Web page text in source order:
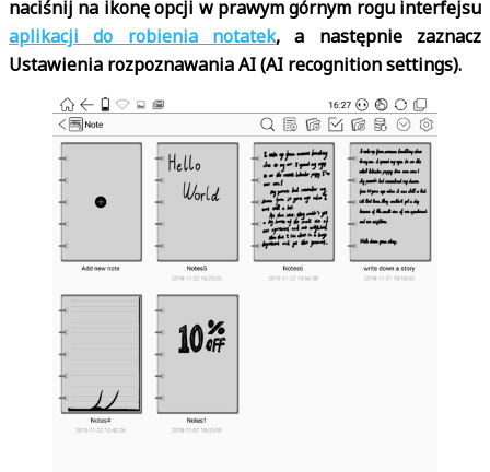
naciśnij na ikonę opcji w prawym górnym rogu interfejsu
aplikacji do robienia notatek, a następnie zaznacz
Ustawienia rozpoznawania AI (AI recognition settings).